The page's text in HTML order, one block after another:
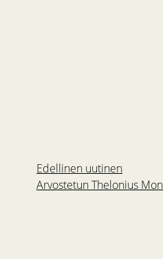
Edellinen uutinen
Arvostetun Thelonius